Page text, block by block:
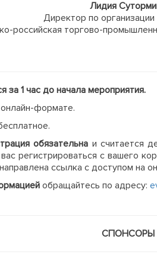
Лидия
Директор по
российская торгово-
за 1 час до начала мероприятия.
формате.
обязательна и считается
регистрироваться с вашего
ссылка с доступом на
обращайтесь по адресу:
СПОНСОРЫ